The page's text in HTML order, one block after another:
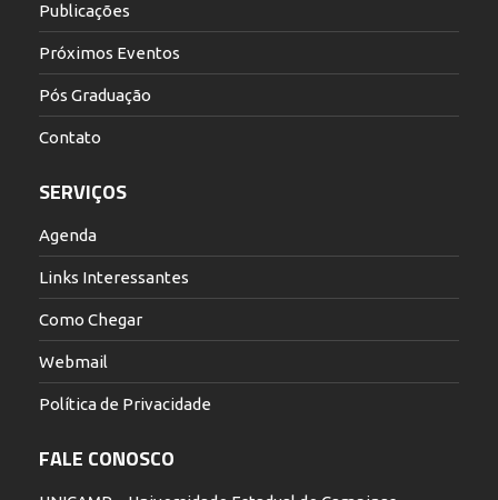
Publicações
Próximos Eventos
Pós Graduação
Contato
SERVIÇOS
Agenda
Links Interessantes
Como Chegar
Webmail
Política de Privacidade
FALE CONOSCO